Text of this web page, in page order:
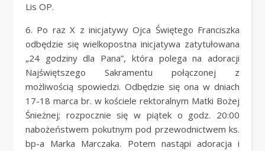
Lis OP.
6. Po raz X z inicjatywy Ojca Świętego Franciszka
odbędzie się wielkopostna inicjatywa zatytułowana
„24 godziny dla Pana”, która polega na adoracji
Najświętszego Sakramentu połączonej z
możliwością spowiedzi. Odbędzie się ona w dniach
17-18 marca br. w kościele rektoralnym Matki Bożej
Śnieżnej; rozpocznie się w piątek o godz. 20:00
nabożeństwem pokutnym pod przewodnictwem ks.
bp-a Marka Marczaka. Potem nastąpi adoracja i